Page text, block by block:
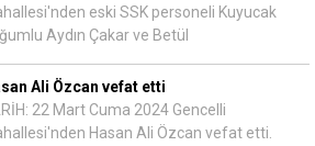
eski SSK personeli Kuyucak
Aydın Çakar ve Betül
Ali Özcan vefat etti
22 Mart Cuma 2024 Gencelli
Hasan Ali Özcan vefat etti.